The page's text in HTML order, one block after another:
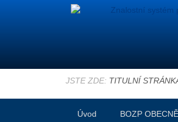
JSTE ZDE: TITULNÍ
Úvod BOZP OBECNĚ